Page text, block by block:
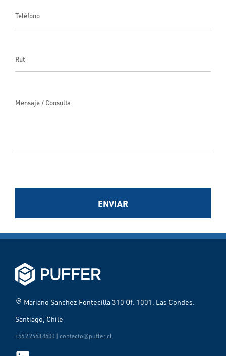
Teléfono
Rut
Mensaje / Consulta
ENVIAR
home_pin Mariano Sanchez Fontecilla 310 Of. 1001, Las Condes.
Santiago, Chile
+56 2 2463 8600 | contacto@puffer.cl